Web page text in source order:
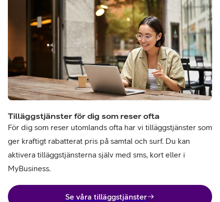
Tilläggstjänster för dig som reser ofta
För dig som reser utomlands ofta har vi tilläggstjänster som
ger kraftigt rabatterat pris på samtal och surf. Du kan
aktivera tilläggstjänsterna själv med sms, kort eller i
MyBusiness.
Se våra tilläggstjänster